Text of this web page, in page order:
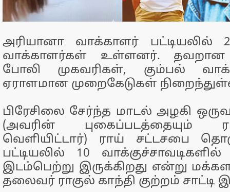
அரியானா வாக்காளர் பட்டியலில்
வாக்காளர்கள் உள்ளனர். தவறான
போலி முகவரிகள், கும்பல்
ஏராளமான முறைகேடுகள்
பிரேசிலை சேர்ந்த மாடல் அழகி
(அவரின் புகைப்படத்தையும்
வெளியிட்டார்) ராய் சட்டசபை
பட்டியலில் 10
இடம்பெற்று இருக்கிறது என்று
தலைவர் ராகுல் காந்தி குற்றம் சாட்டி